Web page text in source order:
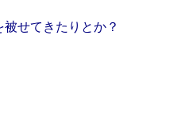
せてきたりとか？